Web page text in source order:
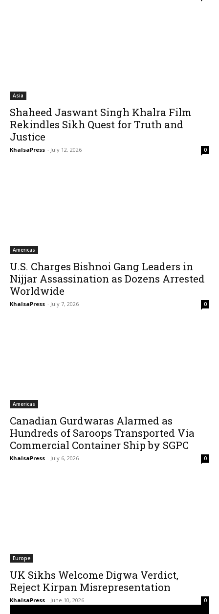
Asia
Shaheed Jaswant Singh Khalra Film
Rekindles Sikh Quest for Truth and
Justice
KhalsaPress - July 12, 2026 0
Americas
U.S. Charges Bishnoi Gang Leaders in
Nijjar Assassination as Dozens Arrested
Worldwide
KhalsaPress - July 7, 2026 0
Americas
Canadian Gurdwaras Alarmed as
Hundreds of Saroops Transported Via
Commercial Container Ship by SGPC
KhalsaPress - July 6, 2026 0
Europe
UK Sikhs Welcome Digwa Verdict,
Reject Kirpan Misrepresentation
KhalsaPress - June 10, 2026 0